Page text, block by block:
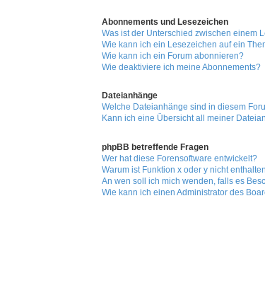
Abonnements und Lesezeichen
Was ist der Unterschied zwischen einem
Wie kann ich ein Lesezeichen auf ein
Wie kann ich ein Forum abonnieren?
Wie deaktiviere ich meine Abonnements?
Dateianhänge
Welche Dateianhänge sind in diesem
Kann ich eine Übersicht all meiner
phpBB betreffende Fragen
Wer hat diese Forensoftware entwickelt?
Warum ist Funktion x oder y nicht
An wen soll ich mich wenden, falls es
Wie kann ich einen Administrator des